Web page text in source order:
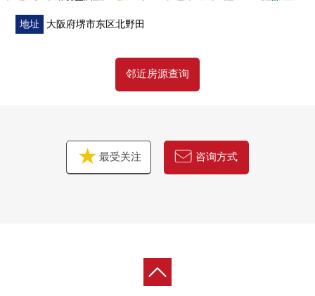
地址 大阪府堺市东区北野田
邻近房源查询
最受关注 咨询方式